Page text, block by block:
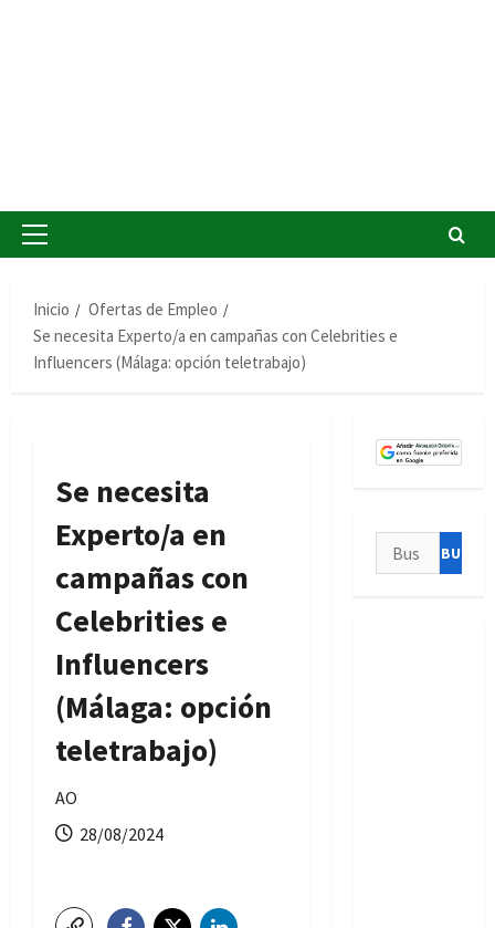
Menú
Inicio
Ofertas de Empleo
Se necesita Experto/a en campañas con Celebrities e
Influencers (Málaga: opción teletrabajo)
Se necesita
Experto/a en
campañas con
Celebrities e
Influencers
(Málaga: opción
teletrabajo)
AO
28/08/2024
Buscar: